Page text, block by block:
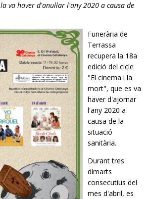
va haver d'anul·lar l'any 2020 a causa de
Funerària de
Terrassa
recupera la 18a
edició del cicle
"El cinema i la
mort", que es va
haver d'ajornar
l'any 2020 a
causa de la
situació
sanitària.
Durant tres
dimarts
consecutius del
mes d'abril, es